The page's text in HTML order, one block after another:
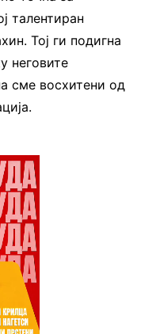
талентиран
Тој ги подигна
неговите
сме восхитени од